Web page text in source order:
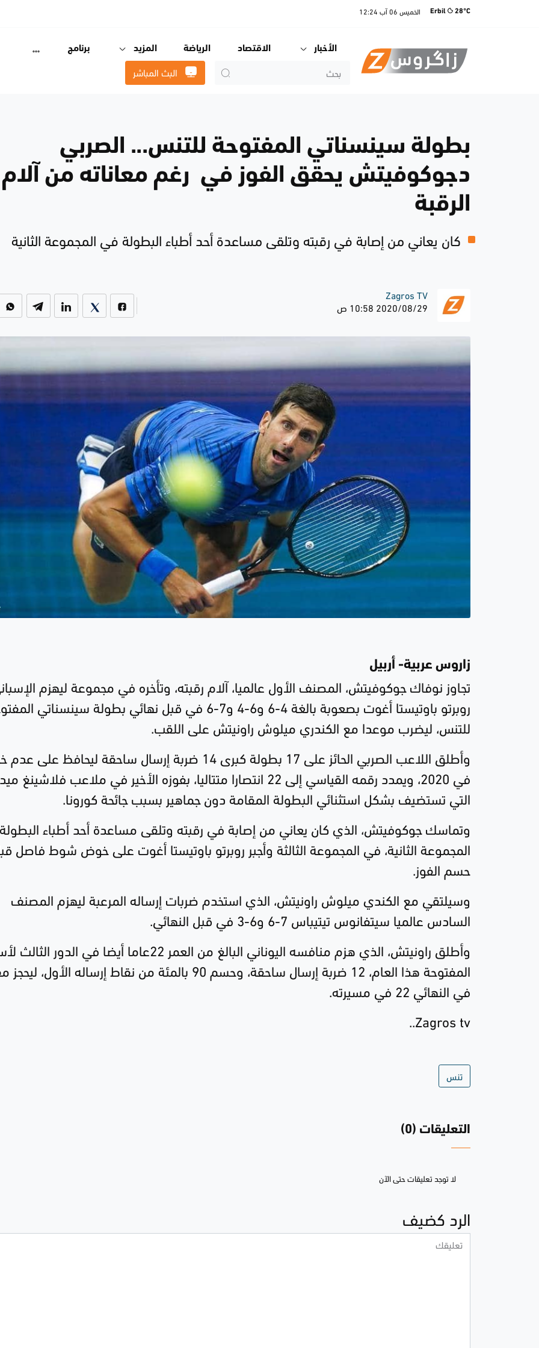
Erbil 28°C الخميس 06 آب 12:24
الأخبار الاقتصاد الرياضة المزيد برنامج
البث المباشر
بطولة سينسناتي المفتوحة للتنس... الصربي
دجوكوفيتش يحقق الفوز في رغم معاناته من آلام
الرقبة
كان يعاني من إصابة في رقبته وتلقى مساعدة أحد أطباء البطولة في المجموعة الثانية
Zagros TV
2020/08/29 10:58 ص
زاروس عربية- أربيل
تجاوز نوفاك جوكوفيتش، المصنف الأول عالميا، آلام رقبته، وتأخره في مجموعة ليهزم
روبرتو باوتيستا أغوت بصعوبة بالغة 4-6 و6-4 و7-6 في قبل نهائي بطولة سينسناتي
للتنس، ليضرب موعدا مع الكندري ميلوش راونيتش على اللقب.
وأطلق اللاعب الصربي الحائز على 17 بطولة كبرى 14 ضربة إرسال ساحقة ليحافظ
في 2020، ويمدد رقمه القياسي إلى 22 انتصارا متتاليا، بفوزه الأخير في ملاعب فلاشينغ
التي تستضيف بشكل استثنائي البطولة المقامة دون جماهير بسبب جائحة كورونا.
وتماسك جوكوفيتش، الذي كان يعاني من إصابة في رقبته وتلقى مساعدة أحد أطباء
المجموعة الثانية، في المجموعة الثالثة وأجبر روبرتو باوتيستا أغوت على خوض شوط فاصل
حسم الفوز.
وسيلتقي مع الكندي ميلوش راونيتش، الذي استخدم ضربات إرساله المرعبة ليهزم المصنف
السادس عالميا سيتفانوس تيتيباس و6-3 في قبل النهائي
.
وأطلق راونيتش، الذي هزم منافسه اليوناني البالغ من العمر 22عاما أيضا في الدور
المفتوحة هذا العام، 12 ضربة إرسال ساحقة، وحسم 90 بالمئة من نقاط إرساله الأول،
في النهائي 22 في مسيرته
.
Zagros tv..
تنس
التعليقات (0)
لا توجد تعليقات حتى الآن
الرد كضيف